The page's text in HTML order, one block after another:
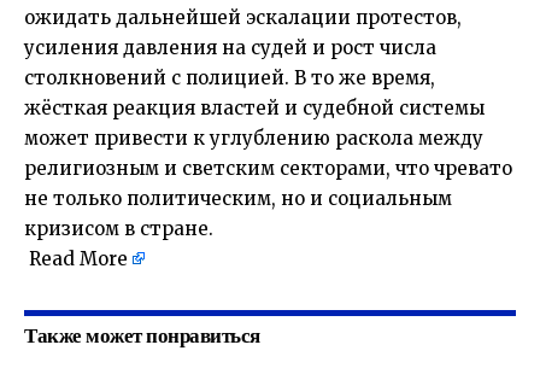
ожидать дальнейшей эскалации протестов,
усиления давления на судей и рост числа
столкновений с полицией. В то же время,
жёсткая реакция властей и судебной системы
может привести к углублению раскола между
религиозным и светским секторами, что чревато
не только политическим, но и социальным
кризисом в стране.
Read More
Также может понравиться